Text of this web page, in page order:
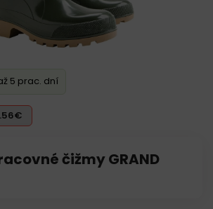
čižmy GRAND
5 prac. dní